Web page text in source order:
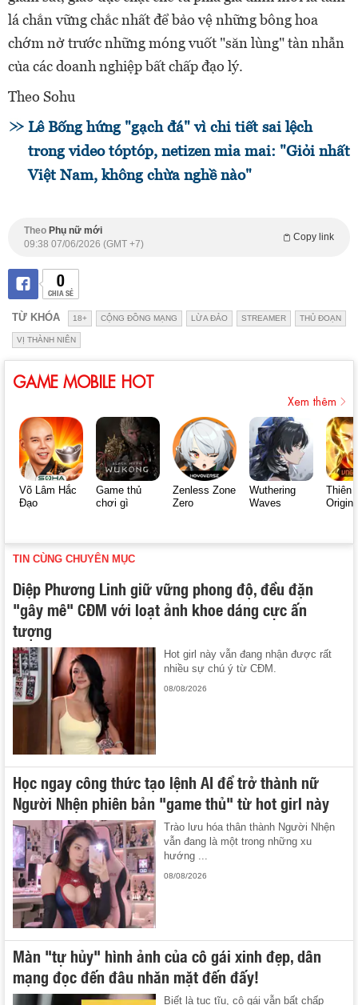
lá chắn vững chắc nhất để bảo vệ những bông hoa
chớm nở trước những móng vuốt "săn lùng" tàn nhẫn
của các doanh nghiệp bất chấp đạo lý.
Theo Sohu
Lê Bống hứng "gạch đá" vì chi tiết sai lệch
trong video tóptóp, netizen mỉa mai: "Giỏi nhất
Việt Nam, không chừa nghề nào"
Theo Phụ nữ mới
Copy link
09:38 07/06/2026 (GMT +7)
0
CHIA SẺ
TỪ KHÓA 18+ CỘNG ĐỒNG MẠNG LỪA ĐẢO STREAMER THỦ ĐOẠN
VỊ THÀNH NIÊN
GAME MOBILE HOT
Xem thêm
Võ Lâm Hắc
Đạo
Game thủ
chơi gì
Zenless Zone
Zero
Wuthering
Waves
Thiên
Origin
TIN CÙNG CHUYÊN MỤC
Diệp Phương Linh giữ vững phong độ, đều đặn
"gây mê" CĐM với loạt ảnh khoe dáng cực ấn
tượng
Hot girl này vẫn đang nhận được rất
nhiều sự chú ý từ CĐM.
08/08/2026
Học ngay công thức tạo lệnh AI để trở thành nữ
Người Nhện phiên bản "game thủ" từ hot girl này
Trào lưu hóa thân thành Người Nhện
vẫn đang là một trong những xu
hướng ...
08/08/2026
Màn "tự hủy" hình ảnh của cô gái xinh đẹp, dân
mạng đọc đến đâu nhăn mặt đến đấy!
Biết là tục tĩu, cô gái vẫn bất chấp